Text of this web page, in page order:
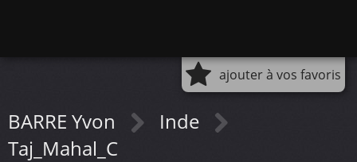
ajouter à vos favoris
BARRE Yvon
Inde
Taj_Mahal_C